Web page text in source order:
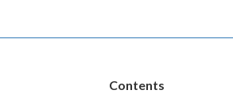
Contents